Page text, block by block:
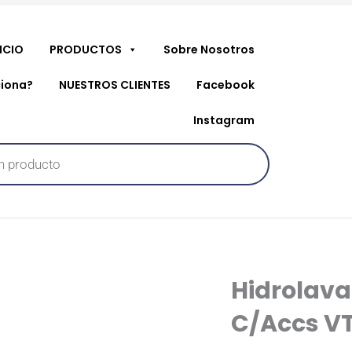
PRODUCTOS Sobre Nosotros
NUESTROS CLIENTES Facebook
Instagram
C/Accs